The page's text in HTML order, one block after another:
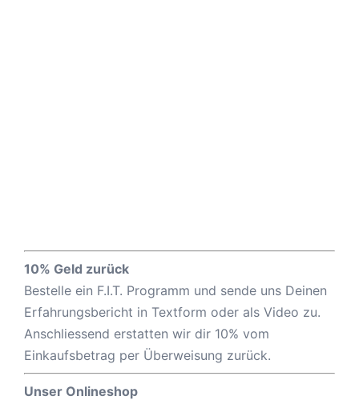
10% Geld zurück
Bestelle ein F.I.T. Programm und sende uns Deinen
Erfahrungsbericht in Textform oder als Video zu.
Anschliessend erstatten wir dir 10% vom
Einkaufsbetrag per Überweisung zurück.
Unser Onlineshop